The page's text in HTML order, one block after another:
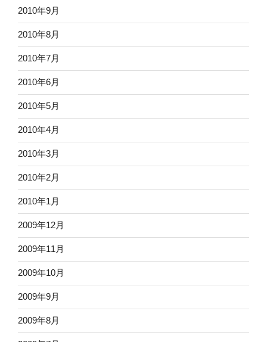
2010年9月
2010年8月
2010年7月
2010年6月
2010年5月
2010年4月
2010年3月
2010年2月
2010年1月
2009年12月
2009年11月
2009年10月
2009年9月
2009年8月